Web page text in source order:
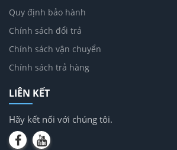
Quy định bảo hành
Chính sách đổi trả
Chính sách vận chuyển
Chính sách trả hàng
LIÊN KẾT
Hãy kết nối với chúng tôi.